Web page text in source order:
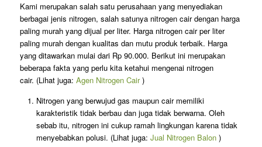
Kami merupakan salah satu perusahaan yang menyediakan
berbagai jenis nitrogen, salah satunya nitrogen cair dengan harga
paling murah yang dijual per liter. Harga nitrogen cair per liter
paling murah dengan kualitas dan mutu produk terbaik. Harga
yang ditawarkan mulai dari Rp 90.000. Berikut ini merupakan
beberapa fakta yang perlu kita ketahui mengenai nitrogen
cair. (Lihat juga: Agen Nitrogen Cair)
Nitrogen yang berwujud gas maupun cair memiliki
karakteristik tidak berbau dan juga tidak berwarna. Oleh
sebab itu, nitrogen ini cukup ramah lingkungan karena tidak
menyebabkan polusi. (Lihat juga: Jual Nitrogen Balon)